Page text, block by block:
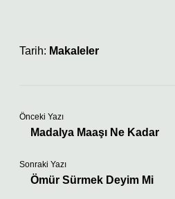
Tarih: Makaleler
Önceki Yazı
Madalya Maaşı Ne Kadar
Sonraki Yazı
Ömür Sürmek Deyim Mi